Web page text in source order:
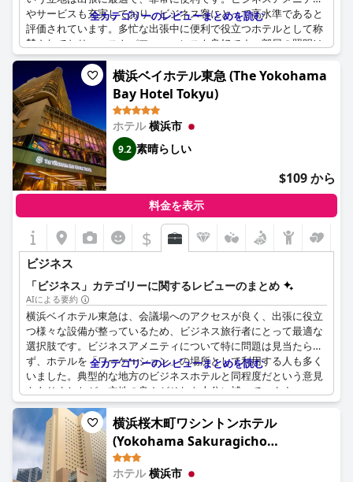
やサービスも充実しており、ビジネス客にとって高水準であると
評価されています。多忙な出張中に便利で役立つホテルとして称
賛されており、コストパフォーマンスも良好です。部屋の照明は
作業するにはもう少し明るい方が良いかもしれませんが、全体的
なセットアップは仕事や自習、特に試験勉強をしている人にとっ
ては完璧だと考えられています。さらに、商業施設との一体化に
より、旅行者の利便性が向上しています。
全カテゴリーのレビューまとめを読む
横浜ベイホテル東急 (The Yokohama
Bay Hotel Tokyu)
ホテル横浜市
9.2 素晴らしい
$109 から
料金を表示
$
ビジネス
「ビジネス」カテゴリーに関するレビューのまとめ
AIによる要約
横浜ベイホテル東急は、会議場へのアクセスが良く、出張に役立
つ様々な設備が整っているため、ビジネス旅行者にとって最適な
選択肢です。ビジネスアメニティについて特に問題は見当たら
ず、ホテルを「ワーケーション」の場所として利用する人も多く
いました。典型的な地方のビジネスホテルと同程度だという意見
もありましたが、立地の良さがそれを十分に補っています。
全カテゴリーのレビューまとめを読む
横浜桜木町ワシントンホテル
(Yokohama Sakuragicho
Washington Hotel)
ホテル横浜市